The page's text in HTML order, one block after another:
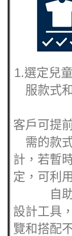
1.選定兒童
服款式
客戶可提
需的款
計，若暫
定，可利
自
設計工具
覽和搭配